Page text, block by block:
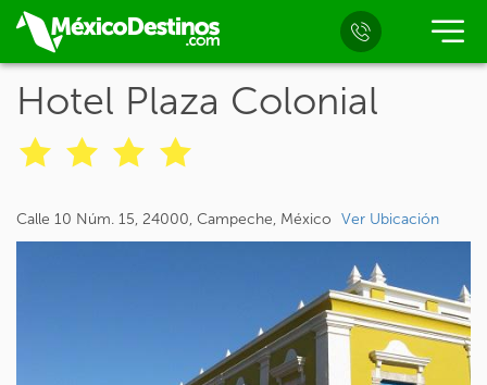
Hotel Plaza Colonial
Calle 10 Núm. 15, 24000, Campeche, México Ver Ubicación